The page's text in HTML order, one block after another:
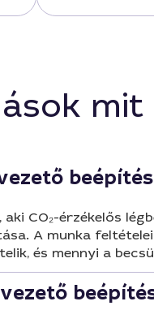
aki CO₂-érzékelős
A munka
és mennyi a